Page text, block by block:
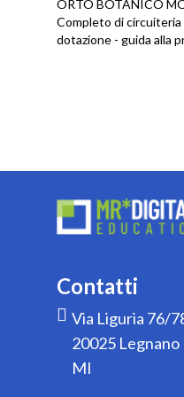
ORTO BOTANICO
Completo di
dotazione - guida alla
Contatti
Via Liguria 76/
20025 Legnano
MI